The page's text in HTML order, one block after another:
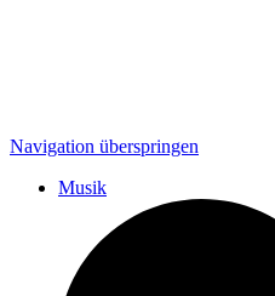
Navigation überspringen
Musik